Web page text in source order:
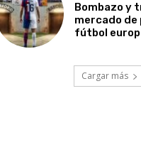
Bombazo y
mercado de
fútbol
Cargar más